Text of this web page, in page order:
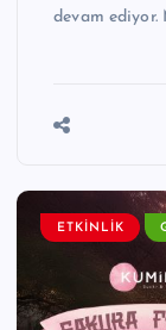
devam ediyor.
ETKINLIK